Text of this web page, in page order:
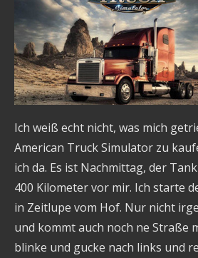
Ich weiß echt nicht, was mich
American Truck Simulator zu
ich da. Es ist Nachmittag, der
400 Kilometer vor mir. Ich starte
in Zeitlupe vom Hof. Nur nicht
und kommt auch noch ne Straße
blinke und gucke nach links und